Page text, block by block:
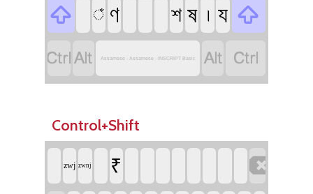

ঁ ণ শ ষ । য 
 Assamese - Assamese - INSCRIPT Basic  
Control+Shift
zwj zwnj ₹
